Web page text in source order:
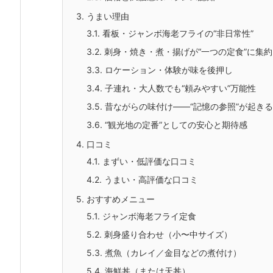
3. うまい理由
3.1. 看板・ジャンボ海老フライの“非日常性”
3.2. 刺身・焼き・煮・揚げが“一つの定食”に集
3.3. ロケーション・体験が味を後押し
3.4. 子連れ・大人数でも“頼みやすい”万能性
3.5. 昔ながらの味付け——“記憶の参照”が起きる
3.6. “観光地の定番”としての安心と期待感
4. 口コミ
4.1. まずい・低評価な口コミ
4.2. うまい・高評価な口コミ
5. おすすめメニュー
5.1. ジャンボ海老フライ定食
5.2. 刺身盛り合わせ（小〜中サイズ）
5.3. 煮魚（カレイ／金目などの煮付け）
5.4. 海鮮丼（または天丼）